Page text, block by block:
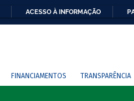
ACESSO À INFORMAÇÃO
FINANCIAMENTOS TRANSPARÊNCIA